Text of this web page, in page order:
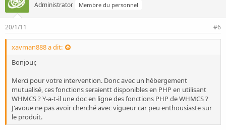
Administrator Membre du personnel
20/1/11 #6
xavman888 a dit:
Bonjour,
Merci pour votre intervention. Donc avec un hébergement
mutualisé, ces fonctions seraientt disponibles en PHP en utilisant
WHMCS ? Y-a-t-il une doc en ligne des fonctions PHP de WHMCS ?
J'avoue ne pas avoir cherché avec vigueur car peu enthousiaste sur
le produit.